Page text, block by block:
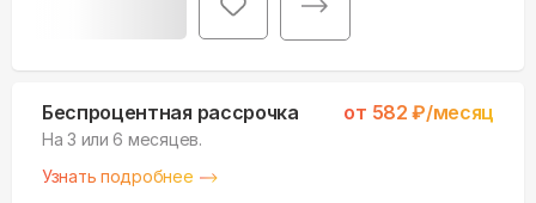
Беспроцентная рассрочка от 582 ₽/месяц
На 3 или 6 месяцев.
Узнать подробнее